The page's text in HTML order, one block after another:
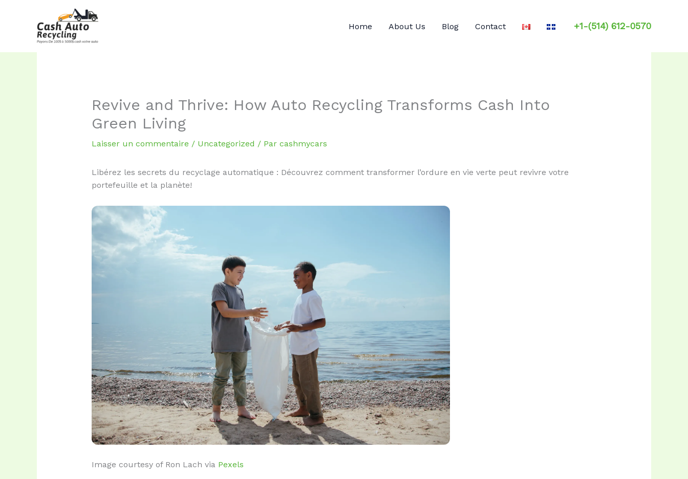
Home About Us Blog Contact +1-(514) 612-0570
Revive and Thrive: How Auto Recycling Transforms Cash Into
Green Living
Laisser un commentaire / Uncategorized / Par cashmycars
Libérez les secrets du recyclage automatique : Découvrez comment transformer l’ordure en vie verte peut revivre votre
portefeuille et la planète!
Image courtesy of Ron Lach via Pexels